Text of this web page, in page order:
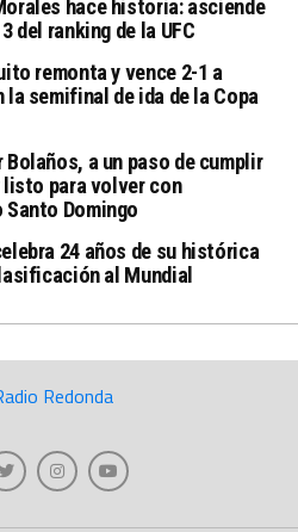
hace historia: asciende
del ranking de la UFC
remonta y vence 2-1 a
la semifinal de ida de la Copa
Bolaños, a un paso de cumplir
listo para volver con
Domingo
24 años de su histórica
al Mundial